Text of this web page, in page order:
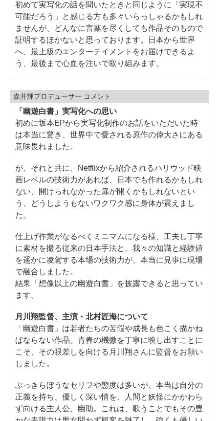
初めて実写化の話を聞いたときと同じように「実現不
可能だろう」と感じる方も多々いらっしゃるかもしれ
ませんが、どんなに言葉を尽くしても作品そのもので
証明するほかないと思っております。日本から世界
へ、最上級のエンターテイメントをお届けできるよ
う、最後まで心血を注いで取り組みます。
森井輝プロデューサー コメント
「幽遊白書」実写化への思い
初めに坂本EPから実写化制作のお話をいただいた時
は本当に驚き、世界中で愛される原作の偉大さにある
意味畏れました。
が、それと共に、Netflixから紹介されるハリウッド映
画レベルの技術力があれば、日本でも作れるかもしれ
ない、開けられなかった扉が開くかもしれないとい
う、どうしようもないワクワク感に身体が震えまし
た。
仕上げ作業がなるべくミニマムになる様、工夫し丁寧
に素材を撮る従来の日本手法と、我々の知識と経験値
を遥かに凌駕する本場の技術力が、本当に見事に現場
で融合しました。
結果「想像以上の幽遊白書」を披露できると思ってい
ます。
月川翔監督、主演・北村匠海について
「幽遊白書」は若者たちの苦悩や成長も色こく描かね
ばならない作品。青春の機微を丁寧に映し出すことに
こそ、その眼差しを向ける月川翔さんに監督をお願い
しました。
ぶっきらぼうなセリフや態度は多いが、本当は自分の
正義を持ち、優しく深い情を、人間と妖怪にかかわら
ず向ける主人公、幽助。これは、歌うことでもその豊